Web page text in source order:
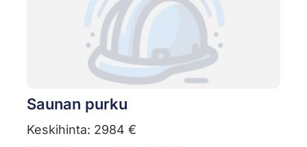
Saunan purku
Keskihinta: 2984 €